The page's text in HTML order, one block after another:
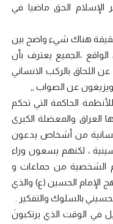
الإسلام الحق ماضيا في
هناك شيء واضح بين
،الجميع يعترف بأن
اللحاق بالركب الانساني
ويزيغون عن الصواب ,,
الحاكمة التي تحكم
العراق والمعضلة الكبرى
من أشخاص يدعون
، لكنهم يسعون وراء
الشخصية من جماعات و
الإمام الحسين (ع) والذي
بالسلوك والتفكير .
في الوقت الذي يرتكبونَ